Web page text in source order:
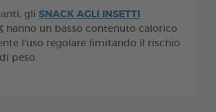
gli SNACK AGLI INSETTI
hanno un basso contenuto calorico
l'uso regolare limitando il rischio
peso.